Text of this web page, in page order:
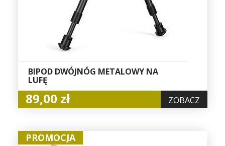
BIPOD DWÓJNÓG METALOWY NA
LUFĘ
89,00 zł ZOBACZ
PROMOCJA